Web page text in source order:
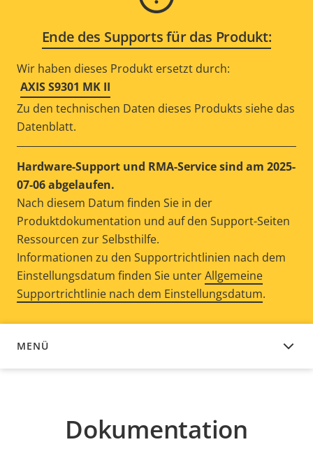
Ende des Supports für das Produkt:
Wir haben dieses Produkt ersetzt durch:
AXIS S9301 MK II
Zu den technischen Daten dieses Produkts siehe das
Datenblatt.
Hardware-Support und RMA-Service sind am 2025-
07-06 abgelaufen.
Nach diesem Datum finden Sie in der
Produktdokumentation und auf den Support-Seiten
Ressourcen zur Selbsthilfe.
Informationen zu den Supportrichtlinien nach dem
Einstellungsdatum finden Sie unterAllgemeine
Supportrichtlinie nach dem Einstellungsdatum.
MENÜ
DOKUMENTATION
Dokumentation